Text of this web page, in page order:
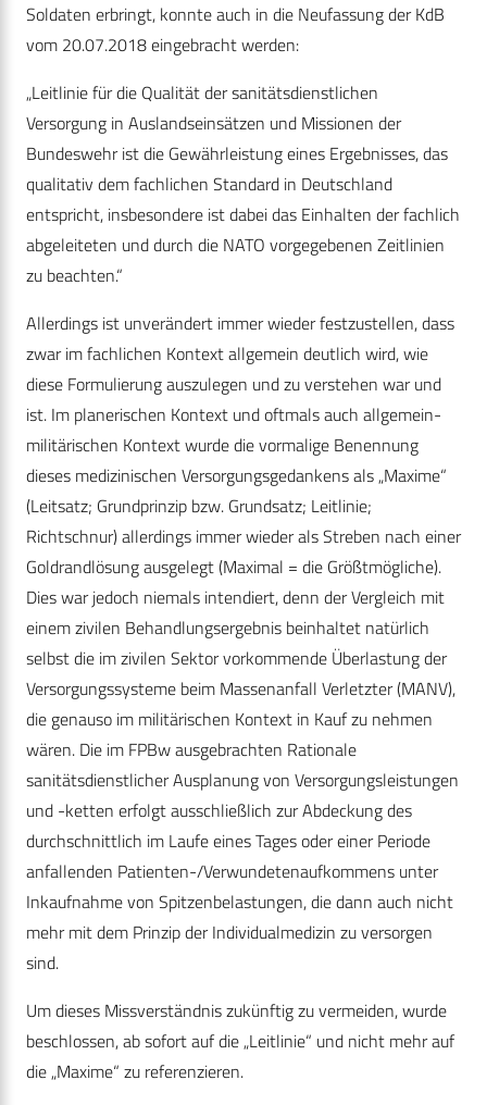
Soldaten erbringt, konnte auch in die Neufassung der KdB
vom 20.07.2018 eingebracht werden:
„Leitlinie für die Qualität der sanitätsdienstlichen
Versorgung in Auslandseinsätzen und Missionen der
Bundeswehr ist die Gewährleistung eines Ergebnisses, das
qualitativ dem fachlichen Standard in Deutschland
entspricht, insbesondere ist dabei das Einhalten der fachlich
abgeleiteten und durch die NATO vorgegebenen Zeitlinien
zu beachten.“
Allerdings ist unverändert immer wieder festzustellen, dass
zwar im fachlichen Kontext allgemein deutlich wird, wie
diese Formulierung auszulegen und zu verstehen war und
ist. Im planerischen Kontext und oftmals auch allgemein-
militärischen Kontext wurde die vormalige Benennung
dieses medizinischen Versorgungsgedankens als „Maxime“
(Leitsatz; Grundprinzip bzw. Grundsatz; Leitlinie;
Richtschnur) allerdings immer wieder als Streben nach einer
Goldrandlösung ausgelegt (Maximal = die Größtmögliche).
Dies war jedoch niemals intendiert, denn der Vergleich mit
einem zivilen Behandlungsergebnis beinhaltet natürlich
selbst die im zivilen Sektor vorkommende Überlastung der
Versorgungssysteme beim Massenanfall Verletzter (MANV),
die genauso im militärischen Kontext in Kauf zu nehmen
wären. Die im FPBw ausgebrachten Rationale
sanitätsdienstlicher Ausplanung von Versorgungsleistungen
und -ketten erfolgt ausschließlich zur Abdeckung des
durchschnittlich im Laufe eines Tages oder einer Periode
anfallenden Patienten-/Verwundetenaufkommens unter
Inkaufnahme von Spitzenbelastungen, die dann auch nicht
mehr mit dem Prinzip der Individualmedizin zu versorgen
sind.
Um dieses Missverständnis zukünftig zu vermeiden, wurde
beschlossen, ab sofort auf die „Leitlinie“ und nicht mehr auf
die „Maxime“ zu referenzieren.